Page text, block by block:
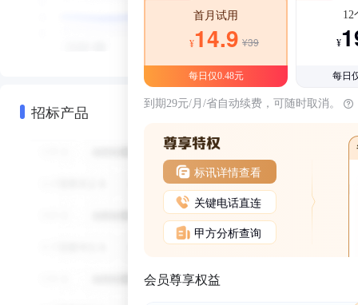
招标产品
首月试用
¥14.9 ¥39
每日仅0.48元
12
¥
每日
到期29元/月/省自动续费，可随时取消。
标讯详情查看
关键电话直连
甲方分析查询
会员尊享权益